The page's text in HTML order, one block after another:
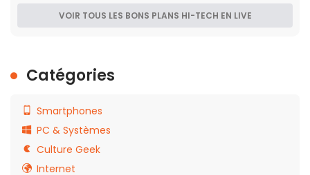
VOIR TOUS LES BONS PLANS HI-TECH EN LIVE
Catégories
Smartphones
PC & Systèmes
Culture Geek
Internet